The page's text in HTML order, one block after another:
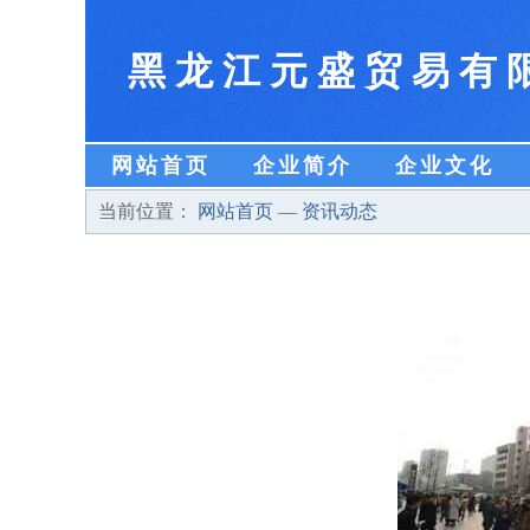
黑龙江元盛贸易有
网站首页 企业简介 企业文化
当前位置： 网站首页 — 资讯动态